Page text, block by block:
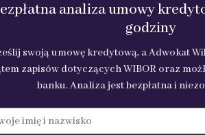
analiza umowy
godziny
swoją umowę kredytową, a Adwokat
zapisów dotyczących WIBOR oraz
banku. Analiza jest bezpłatna i